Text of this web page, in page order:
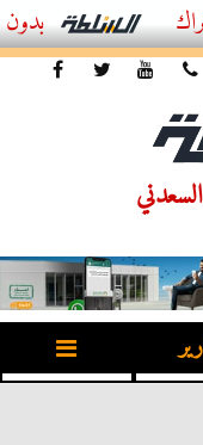
أفضل اشتراك IPTV بدون تقطيع 2026 – دليل المشاهد العصري